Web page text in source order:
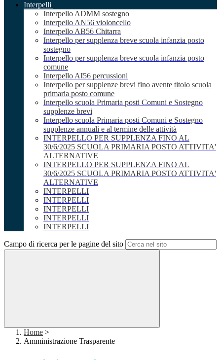
Interpelli
Interpello ADMM sostegno
Interpello AN56 violoncello
Interpello AB56 Chitarra
Interpello per supplenza breve scuola infanzia posto
sostegno
Interpello per supplenza breve scuola infanzia posto
comune
Interpello AI56 percussioni
Interpello per supplenze brevi fino avente titolo scuola
primaria posto comune
Interpello scuola Primaria posti Comuni e Sostegno
supplenze brevi
Interpello scuola Primaria posti Comuni e Sostegno
supplenze annuali e al termine delle attività
INTERPELLO PER SUPPLENZA FINO AL
30/6/2025 SCUOLA PRIMARIA POSTO ATTIVITA'
ALTERNATIVE
INTERPELLO PER SUPPLENZA FINO AL
30/6/2025 SCUOLA PRIMARIA POSTO ATTIVITA'
ALTERNATIVE
INTERPELLI
INTERPELLI
INTERPELLI
INTERPELLI
INTERPELLI
Campo di ricerca per le pagine del sito
Home >
Amministrazione Trasparente